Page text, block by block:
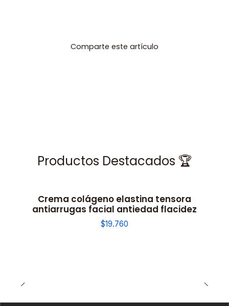
Comparte este artículo
Productos Destacados 🏆
Crema colágeno elastina tensora
antiarrugas facial antiedad flacidez
$19.760